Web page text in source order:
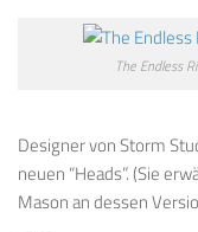
The Endless
Designer von Storm
neuen “Heads”. (Sie
Mason an dessen